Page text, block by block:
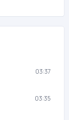
03:37
03:35